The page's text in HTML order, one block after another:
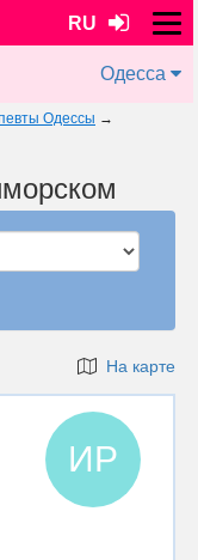
RU
Одесса
Одессы →
На карте
ИР